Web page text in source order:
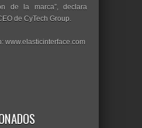
de la marca”, declara
de CyTech Group.
www.elasticinterface.com